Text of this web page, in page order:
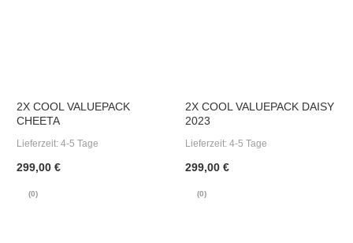
2X COOL VALUEPACK
CHEETA
Lieferzeit: 4-5 Tage
299,00 €
(0)
2X COOL VALUEPACK DAISY
2023
Lieferzeit: 4-5 Tage
299,00 €
(0)